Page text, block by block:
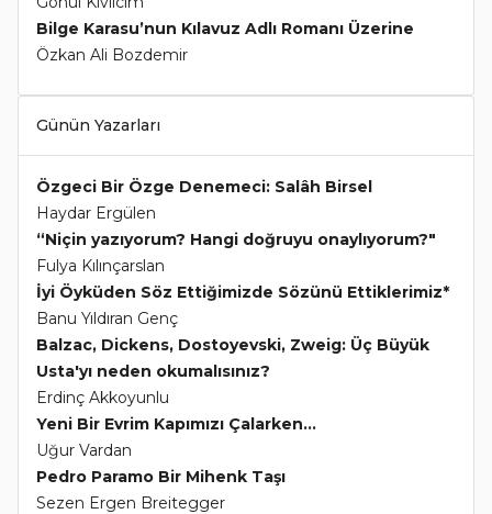
Bilge Karasu’nun Kılavuz Adlı Romanı Üzerine
Özkan Ali Bozdemir
Günün Yazarları
Özgeci Bir Özge Denemeci: Salâh Birsel
Haydar Ergülen
“Niçin yazıyorum? Hangi doğruyu onaylıyorum?"
Fulya Kılınçarslan
İyi Öyküden Söz Ettiğimizde Sözünü Ettiklerimiz*
Banu Yıldıran Genç
Balzac, Dickens, Dostoyevski, Zweig: Üç Büyük
Usta'yı neden okumalısınız?
Erdinç Akkoyunlu
Yeni Bir Evrim Kapımızı Çalarken...
Uğur Vardan
Pedro Paramo Bir Mihenk Taşı
Sezen Ergen Breitegger